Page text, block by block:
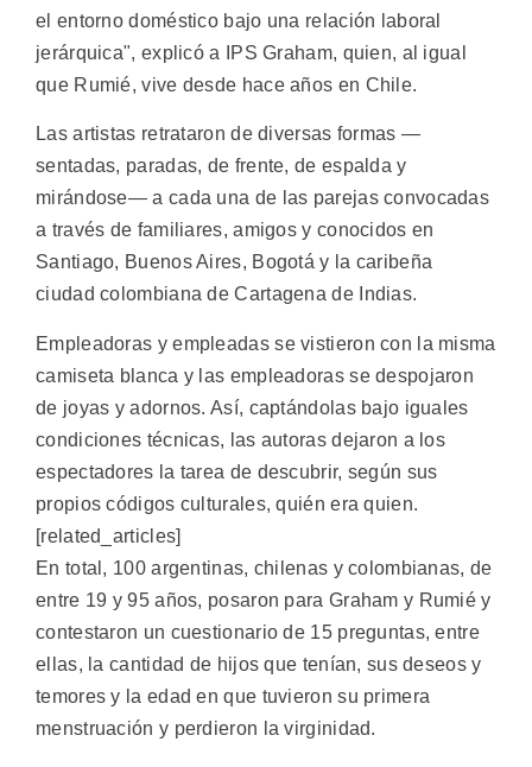
el entorno doméstico bajo una relación laboral
jerárquica", explicó a IPS Graham, quien, al igual
que Rumié, vive desde hace años en Chile.
Las artistas retrataron de diversas formas —
sentadas, paradas, de frente, de espalda y
mirándose— a cada una de las parejas convocadas
a través de familiares, amigos y conocidos en
Santiago, Buenos Aires, Bogotá y la caribeña
ciudad colombiana de Cartagena de Indias.
Empleadoras y empleadas se vistieron con la misma
camiseta blanca y las empleadoras se despojaron
de joyas y adornos. Así, captándolas bajo iguales
condiciones técnicas, las autoras dejaron a los
espectadores la tarea de descubrir, según sus
propios códigos culturales, quién era quien.
[related_articles]
En total, 100 argentinas, chilenas y colombianas, de
entre 19 y 95 años, posaron para Graham y Rumié y
contestaron un cuestionario de 15 preguntas, entre
ellas, la cantidad de hijos que tenían, sus deseos y
temores y la edad en que tuvieron su primera
menstruación y perdieron la virginidad.